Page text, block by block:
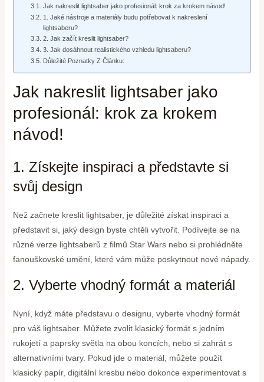
Jak nakreslit lightsaber jako profesionál: krok za krokem návod!
1. Jaké nástroje a materiály budu potřebovat k nakreslení
lightsaberu?
2. Jak začít kreslit lightsaber?
3. Jak dosáhnout realistického vzhledu lightsaberu?
Důležité Poznatky Z Článku:
Jak nakreslit lightsaber jako
profesionál: krok za krokem
návod!
1. Získejte inspiraci a představte si
svůj design
Než začnete kreslit lightsaber, je důležité získat inspiraci a
představit si, jaký design byste chtěli vytvořit. Podívejte se na
různé verze lightsaberů z filmů Star Wars nebo si prohlédněte
fanouškovské umění, které vám může poskytnout nové nápady.
2. Vyberte vhodný formát a materiál
Nyní, když máte představu o designu, vyberte vhodný formát
pro váš lightsaber. Můžete zvolit klasický formát s jedním
rukojetí a paprsky světla na obou koncích, nebo si zahrát s
alternativními tvary. Pokud jde o materiál, můžete použít
klasický papír, digitální kresbu nebo dokonce experimentovat s